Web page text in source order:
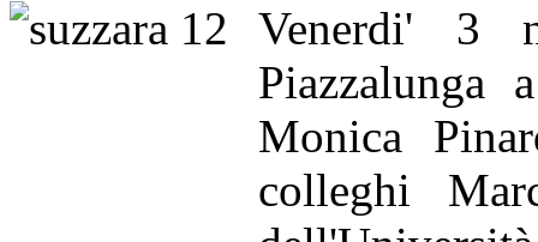
Venerdi' 3
Piazzalunga
Monica
colleghi